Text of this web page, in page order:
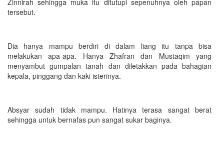
tersebut.
Dia hanya mampu berdiri di dalam liang itu tanpa bisa
melakukan apa-apa. Hanya Zhafran dan Mustaqim yang
menyambut gumpalan tanah dan diletakkan pada bahagian
kepala, pinggang dan kaki isterinya.
Absyar sudah tidak mampu. Hatinya terasa sangat berat
sehingga untuk bernafas pun sangat sukar baginya.